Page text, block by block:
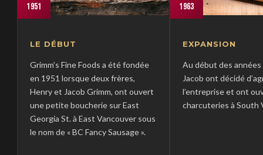
1951
LE DÉBUT
Grimm’s Fine Foods a été fondée
en 1951 lorsque deux frères,
Henry et Jacob Grimm, ont ouvert
une petite boucherie sur East
Georgia St. à East Vancouver sous
le nom de « BC Fancy Sausage ».
1963
EXPANSION
Au début des
Jacob ont décidé
l’entreprise et ont
charcuteries à South